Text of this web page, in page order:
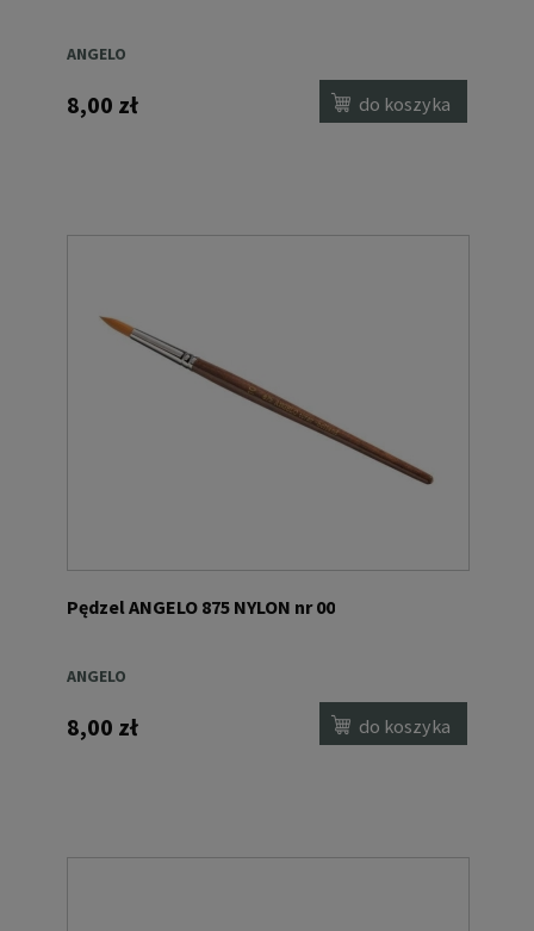
ANGELO
8,00 zł do koszyka
Pędzel ANGELO 875 NYLON nr 00
ANGELO
8,00 zł do koszyka